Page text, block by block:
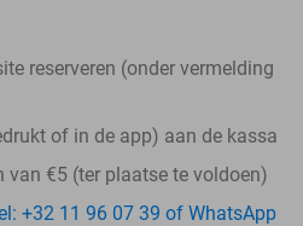
reserveren (onder vermelding
of in de app) aan de kassa
van €5 (ter plaatse te voldoen)
+32 11 96 07 39 of WhatsApp